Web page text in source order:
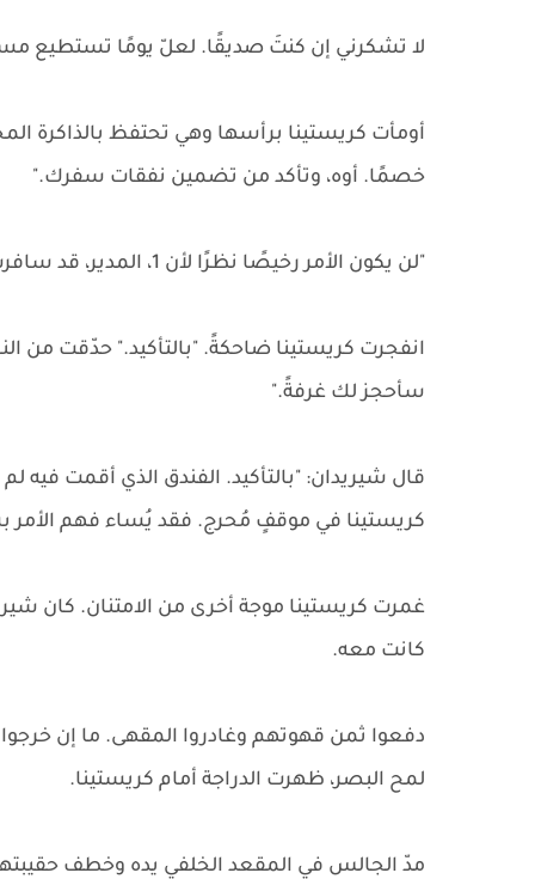
لا تشكرني إن كنتَ صديقًا. لعلّ يومًا تستطيع
أومأت كريستينا برأسها وهي تحتفظ بالذاكرة
خصمًا. أوه، وتأكد من تضمين نفقات سفرك."
"لن يكون الأمر رخيصًا نظرًا لأن 1، المدير، قد سافرت إليك شخصيًا"، قال مازحًا.
انفجرت كريستينا ضاحكةً. "بالتأكيد." حدّقت من
سأحجز لك غرفةً."
قال شيريدان: "بالتأكيد. الفندق الذي أقمت فيه
كريستينا في موقفٍ مُحرج. فقد يُساء فهم الأمر
غمرت كريستينا موجة أخرى من الامتنان. كان
كانت معه.
دفعوا ثمن قهوتهم وغادروا المقهى. ما إن
لمح البصر، ظهرت الدراجة أمام كريستينا.
مدّ الجالس في المقعد الخلفي يده وخطف